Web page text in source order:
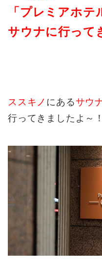
「プレミアホ
サウナに行って
ススキノ にあるサウ
行ってきましたよ～